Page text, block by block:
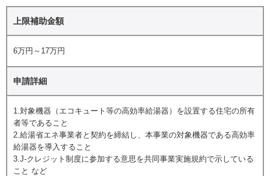
上限補助金額
6万円～17万円
申請詳細
1.対象機器（エコキュート等の高効率給湯器）を設置する住宅の所有
者等であること
2.給湯省エネ事業者と契約を締結し、本事業の対象機器である高効率
給湯器を導入すること
3.J-クレジット制度に参加する意思を共同事業実施規約で示している
こと など